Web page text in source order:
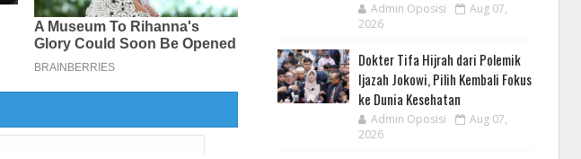
Admin Oposisi
Aug 07,
2026
Dokter Tifa Hijrah dari Polemik
Ijazah Jokowi, Pilih Kembali Fokus
ke Dunia Kesehatan
Admin Oposisi
Aug 07,
2026